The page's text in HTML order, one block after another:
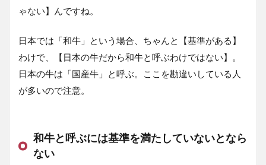
呼ぶに
は基準
してい
ないと
ならな
い
1.0.2
ない
ゃない】
んですね。
日本では「和牛」という場合、ちゃんと【基準がある】
わけで、
【日本の牛だから和牛と呼ぶわけではない】
日本の牛は「国産牛」と呼ぶ。ここを勘違いしている人
が多いので注意。
和牛と呼ぶには基準を満たしていないとなら
ない